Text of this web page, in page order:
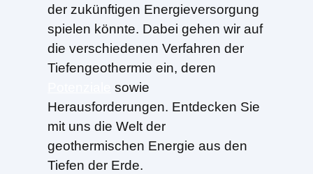
der zukünftigen Energieversorgung
spielen könnte. Dabei gehen wir auf
die verschiedenen Verfahren der
Tiefengeothermie ein, deren
sowie
Herausforderungen. Entdecken Sie
mit uns die Welt der
geothermischen Energie aus den
Tiefen der Erde.